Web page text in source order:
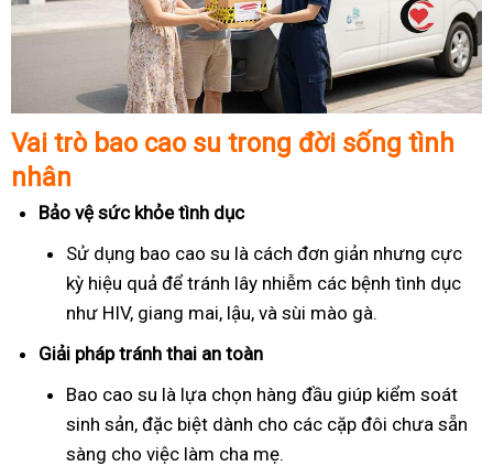
Vai trò bao cao su trong đời sống tình
nhân
Bảo vệ sức khỏe tình dục
Sử dụng bao cao su là cách đơn giản nhưng cực
kỳ hiệu quả để tránh lây nhiễm các bệnh tình dục
như HIV, giang mai, lậu, và sùi mào gà.
Giải pháp tránh thai an toàn
Bao cao su là lựa chọn hàng đầu giúp kiểm soát
sinh sản, đặc biệt dành cho các cặp đôi chưa sẵn
sàng cho việc làm cha mẹ.